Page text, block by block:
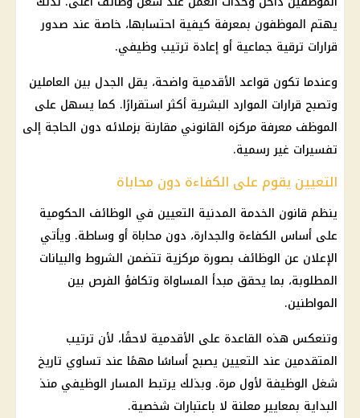
يهتم الموظفون بمعرفة كيفية احتسابها، خاصة عند صدور
قرارات ترقية جماعية أو إعادة ترتيب وظيفي.
وعندما تكون قواعد الأقدمية واضحة، يقل الجدل بين العاملين
وتصبح قرارات الموارد البشرية أكثر استقرارًا. كما يسهل على
الموظف معرفة مركزه القانوني مقارنة بزملائه دون الحاجة إلى
تفسيرات غير رسمية.
التعيين يقوم على الكفاءة دون محاباة
ينظم قانون الخدمة المدنية التعيين في الوظائف الحكومية
على أساس الكفاءة والجدارة، دون محاباة أو وساطة. ويأتي
الإعلان عن الوظائف بصورة مركزية تتضمن الشروط والبيانات
المطلوبة، بما يحقق مبدأ المساواة وتكافؤ الفرص بين
المواطنين.
وتنعكس هذه القاعدة على الأقدمية لاحقًا، لأن ترتيب
المتقدمين عند التعيين يصبح أساسًا مهمًا عند تساوي تاريخ
شغل الوظيفة لأول مرة. وبذلك يرتبط المسار الوظيفي منذ
البداية بمعايير معلنة لا باعتبارات شخصية.